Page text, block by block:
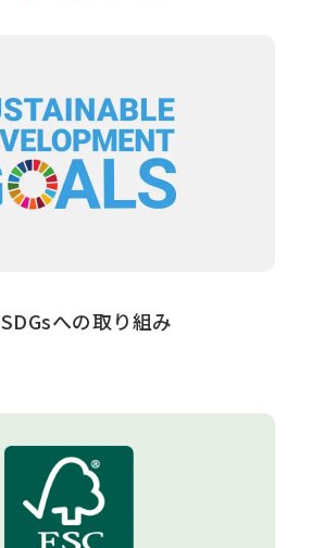
SDGsへの取り組み